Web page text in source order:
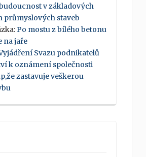
v základových
staveb
:Po mostu z bílého betonu
na jaře
Svazu podnikatelů
k oznámení společnosti
zastavuje veškerou